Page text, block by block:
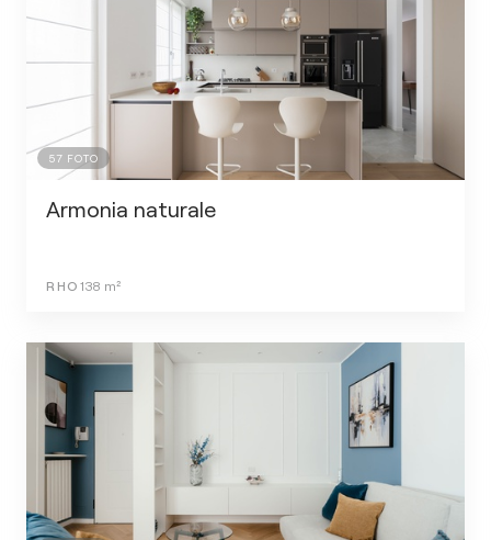
57 FOTO
Armonia naturale
RHO 138 m²